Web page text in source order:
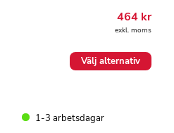
464 kr
exkl. moms
Välj alternativ
varianter.
1-3 arbetsdagar